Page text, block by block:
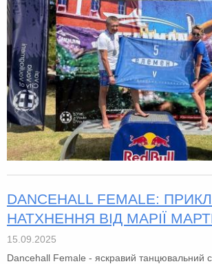
DANCEHALL FEMALE:
НАТХНЕННЯ ВІД МАРІЇ
15.09.2025
Dancehall Female - яскравий танцювальний